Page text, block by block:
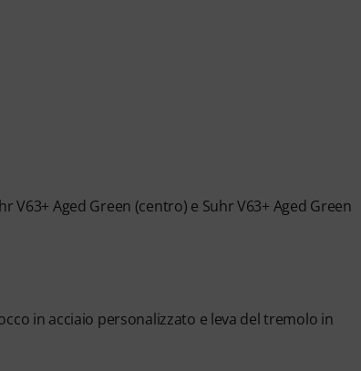
V63+ Aged Green (centro) e Suhr V63+ Aged Green
in acciaio personalizzato e leva del tremolo in